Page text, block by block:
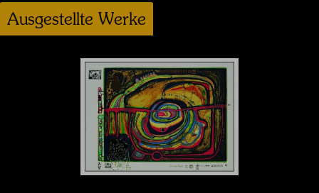
Ausgestellte Werke